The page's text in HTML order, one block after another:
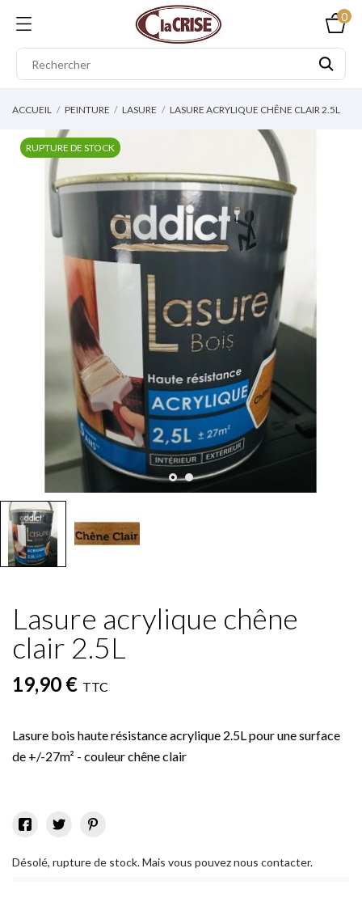
0
ACCUEIL PEINTURE LASURE LASURE ACRYLIQUE CHÊNE CLAIR 2.5L
RUPTURE DE STOCK
Lasure acrylique chêne
clair 2.5L
19,90 € TTC
Lasure bois haute résistance acrylique 2.5L pour une surface
de +/-27m² - couleur chêne clair
Désolé, rupture de stock. Mais vous pouvez nous contacter.